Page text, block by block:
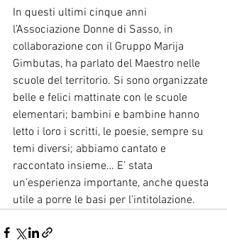
In questi ultimi cinque anni
l’Associazione Donne di Sasso, in
collaborazione con il Gruppo Marija
Gimbutas, ha parlato del Maestro nelle
scuole del territorio. Si sono organizzate
belle e felici mattinate con le scuole
elementari; bambini e bambine hanno
letto i loro i scritti, le poesie, sempre su
temi diversi; abbiamo cantato e
raccontato insieme… E’ stata
un’esperienza importante, anche questa
utile a porre le basi per l’intitolazione.